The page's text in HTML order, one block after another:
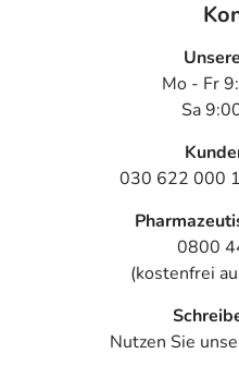
Mo - Fr
Sa
030 622 000
0800
(kostenfrei
Nutzen Sie